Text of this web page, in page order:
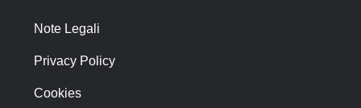
Note Legali
Privacy Policy
Cookies